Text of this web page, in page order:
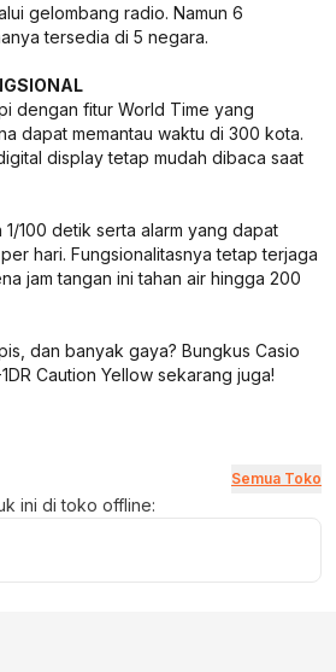
gelombang radio. Namun 6
tersedia di 5 negara.
dengan fitur World Time yang
dapat memantau waktu di 300 kota.
display tetap mudah dibaca saat
100 detik serta alarm yang dapat
hari. Fungsionalitasnya tetap terjaga
jam tangan ini tahan air hingga 200
dan banyak gaya? Bungkus Casio
Caution Yellow sekarang juga!
Semua Toko
ini di toko offline: